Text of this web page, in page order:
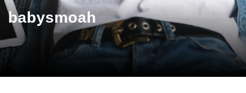
babysmoah